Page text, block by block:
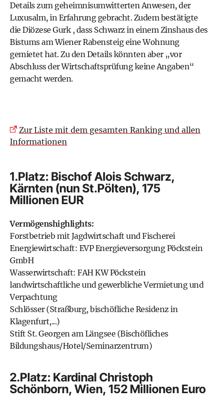
Details zum geheimnisumwitterten Anwesen, der
Luxusalm, in Erfahrung gebracht. Zudem bestätigte
die Diözese Gurk , dass Schwarz in einem Zinshaus des
Bistums am Wiener Rabensteig eine Wohnung
gemietet hat. Zu den Details könnten aber „vor
Abschluss der Wirtschaftsprüfung keine Angaben“
gemacht werden.
Zur Liste mit dem gesamten Ranking und allen
Informationen
1.Platz: Bischof Alois Schwarz,
Kärnten (nun St.Pölten), 175
Millionen EUR
Vermögenshighlights:
Forstbetrieb mit Jagdwirtschaft und Fischerei
Energiewirtschaft: EVP Energieversorgung Pöckstein
GmbH
Wasserwirtschaft: FAH KW Pöckstein
landwirtschaftliche und gewerbliche Vermietung und
Verpachtung
Schlösser (Straßburg, bischöfliche Residenz in
Klagenfurt,...)
Stift St. Georgen am Längsee (Bischöfliches
Bildungshaus/Hotel/Seminarzentrum)
2.Platz: Kardinal Christoph
Schönborn, Wien, 152 Millionen Euro